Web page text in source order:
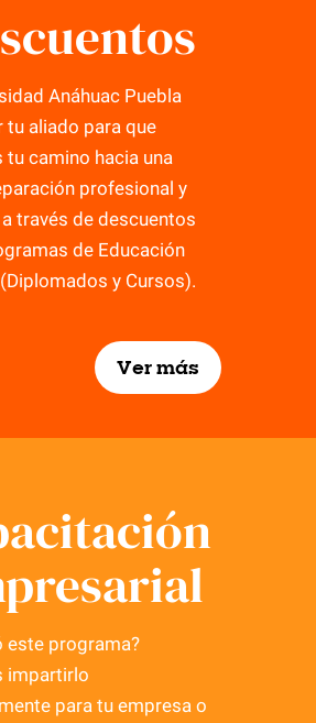
Anáhuac Puebla
tu aliado para que
tu camino hacia una
profesional y
través de descuentos
de Educación
y Cursos).
Ver más
este programa?
impartirlo
para tu empresa o